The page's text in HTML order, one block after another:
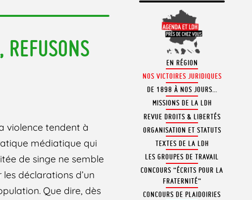
violence tendent à
médiatique qui
de singe ne semble
déclarations d’un
Que dire, dès
EN RÉGION
NOS VICTOIRES JURIDIQUES
DE 1898 À NOS JOURS…
MISSIONS DE LA LDH
REVUE DROITS & LIBERTÉS
ORGANISATION ET STATUTS
TEXTES DE LA LDH
LES GROUPES DE TRAVAIL
CONCOURS “ÉCRITS POUR LA
FRATERNITÉ”
CONCOURS DE PLAIDOIRIES